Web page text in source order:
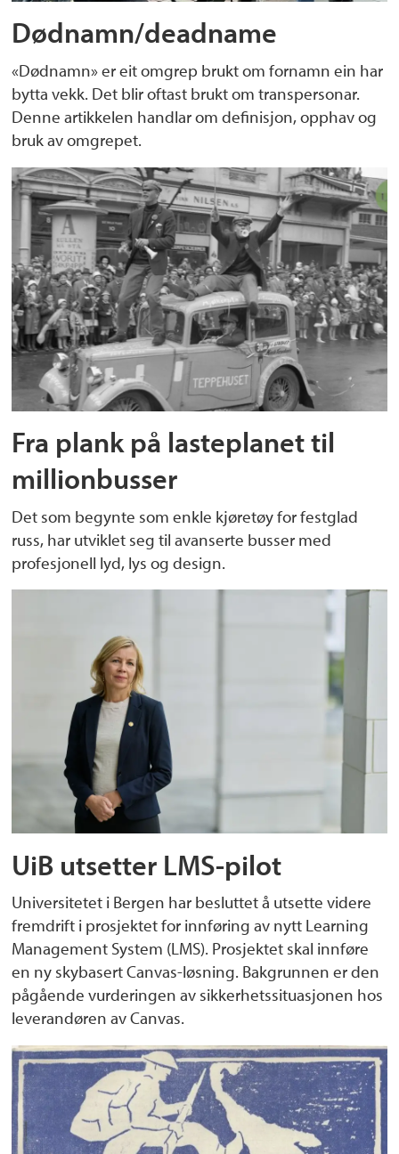
Dødnamn/deadname
«Dødnamn» er eit omgrep brukt om fornamn ein har
bytta vekk. Det blir oftast brukt om transpersonar.
Denne artikkelen handlar om definisjon, opphav og
bruk av omgrepet.
Fra plank på lasteplanet til
millionbusser
Det som begynte som enkle kjøretøy for festglad
russ, har utviklet seg til avanserte busser med
profesjonell lyd, lys og design.
UiB utsetter LMS-pilot
Universitetet i Bergen har besluttet å utsette videre
fremdrift i prosjektet for innføring av nytt Learning
Management System (LMS). Prosjektet skal innføre
en ny skybasert Canvas-løsning. Bakgrunnen er den
pågående vurderingen av sikkerhetssituasjonen hos
leverandøren av Canvas.